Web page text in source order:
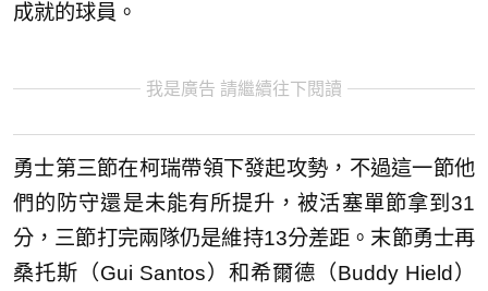
成就的球員。
我是廣告 請繼續往下閱讀
勇士第三節在柯瑞帶領下發起攻勢，不過這一節他
們的防守還是未能有所提升，被活塞單節拿到31
分，三節打完兩隊仍是維持13分差距。末節勇士再
桑托斯（Gui Santos）和希爾德（Buddy Hield）